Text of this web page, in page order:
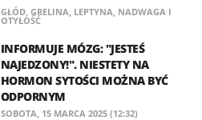
GŁÓD, GRELINA, LEPTYNA, NADWAGA I
OTYŁOŚĆ
INFORMUJE MÓZG: "JESTEŚ
NAJEDZONY!". NIESTETY NA
HORMON SYTOŚCI MOŻNA BYĆ
ODPORNYM
SOBOTA, 15 MARCA 2025 (12:32)